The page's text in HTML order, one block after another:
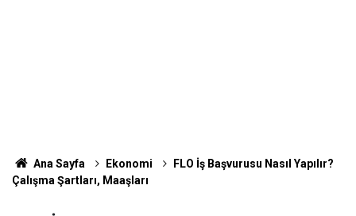
Ana Sayfa Ekonomi
FLO İş Başvurusu Nasıl Yapılır?
Çalışma Şartları, Maaşları